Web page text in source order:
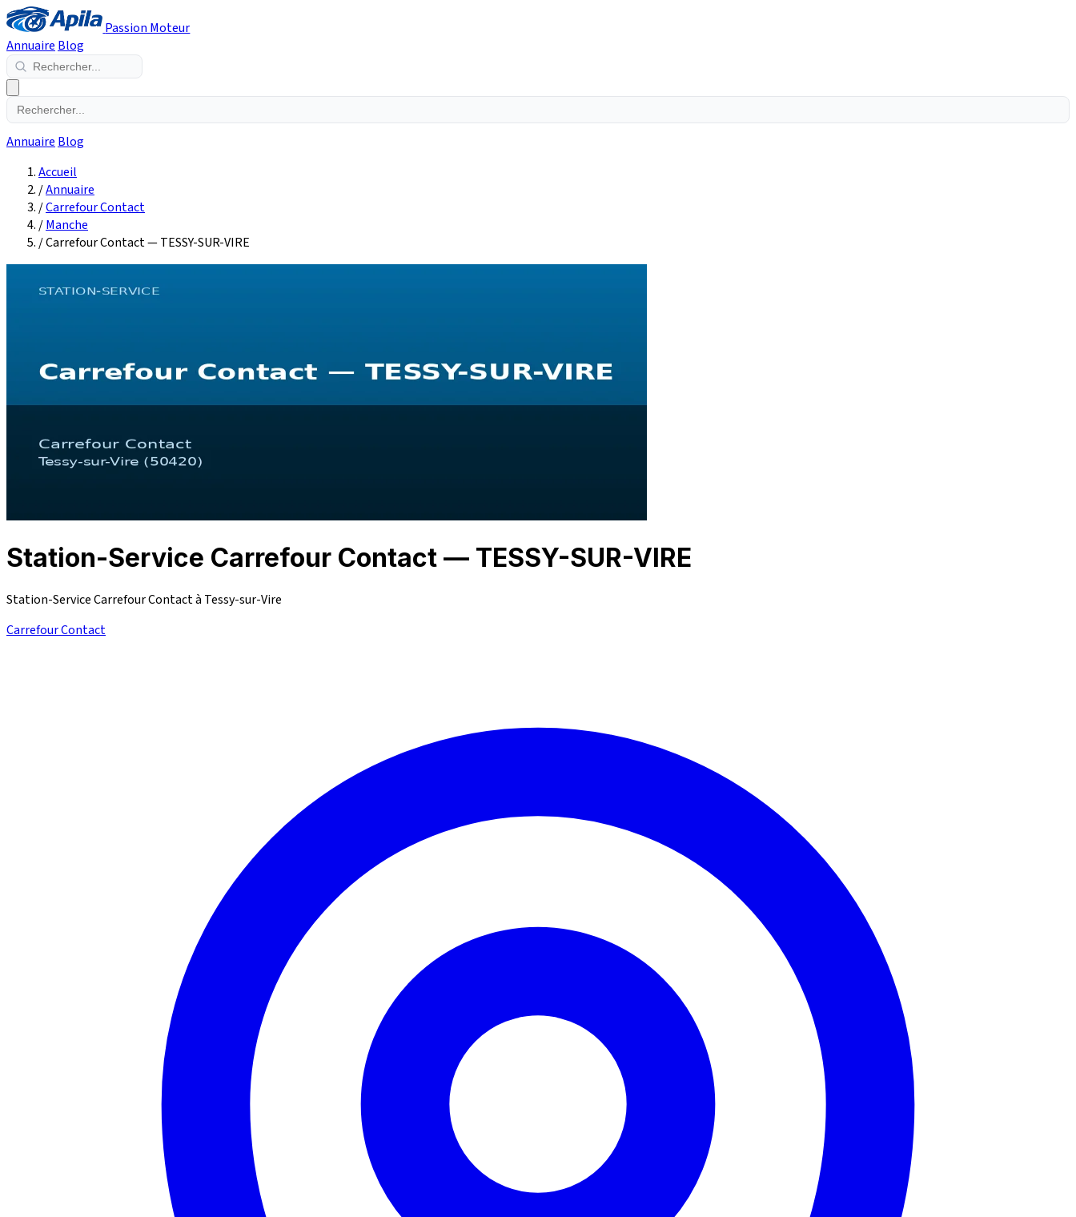
Passion Moteur
Annuaire Blog
Annuaire Blog
Accueil
/Annuaire
/Carrefour Contact
/Manche
/Carrefour Contact — TESSY-SUR-VIRE
Station-Service Carrefour Contact — TESSY-SUR-VIRE
Station-Service Carrefour Contact à Tessy-sur-Vire
Carrefour Contact